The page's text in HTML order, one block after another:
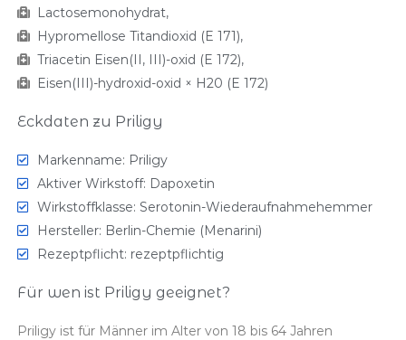
Lactosemonohydrat,
Hypromellose Titandioxid (E 171),
Triacetin Eisen(II, III)-oxid (E 172),
Eisen(III)-hydroxid-oxid × H20 (E 172)
Eckdaten zu Priligy
Markenname: Priligy
Aktiver Wirkstoff: Dapoxetin
Wirkstoffklasse: Serotonin-Wiederaufnahmehemmer
Hersteller: Berlin-Chemie (Menarini)
Rezeptpflicht: rezeptpflichtig
Für wen ist Priligy geeignet?
Priligy ist für Männer im Alter von 18 bis 64 Jahren